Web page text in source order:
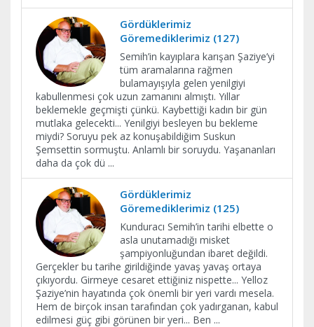
Gördüklerimiz
Göremediklerimiz (127)
Semih’in kayıplara karışan Şaziye’yi
tüm aramalarına rağmen
bulamayışıyla gelen yenilgiyi
kabullenmesi çok uzun zamanını almıştı. Yıllar
beklemekle geçmişti çünkü. Kaybettiği kadın bir gün
mutlaka gelecekti... Yenilgiyi besleyen bu bekleme
miydi? Soruyu pek az konuşabildiğim Suskun
Şemsettin sormuştu. Anlamlı bir soruydu. Yaşananları
daha da çok dü ...
Gördüklerimiz
Göremediklerimiz (125)
Kunduracı Semih’in tarihi elbette o
asla unutamadığı misket
şampiyonluğundan ibaret değildi.
Gerçekler bu tarihe girildiğinde yavaş yavaş ortaya
çıkıyordu. Girmeye cesaret ettiğiniz nispette... Yelloz
Şaziye’nin hayatında çok önemli bir yeri vardı mesela.
Hem de birçok insan tarafından çok yadırganan, kabul
edilmesi güç gibi görünen bir yeri... Ben ...